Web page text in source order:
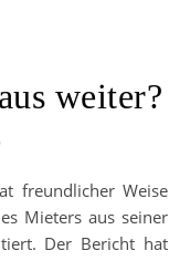
weiter?
Mieters aus seiner
Der Bericht hat